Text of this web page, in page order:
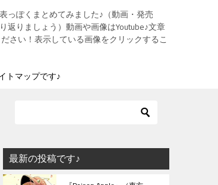
っぽくまとめてみました♪（動画・発売
返りましょう）動画や画像はYoutube♪文章
さい！表示している画像をクリックするこ
トマップです♪
最新の投稿です♪